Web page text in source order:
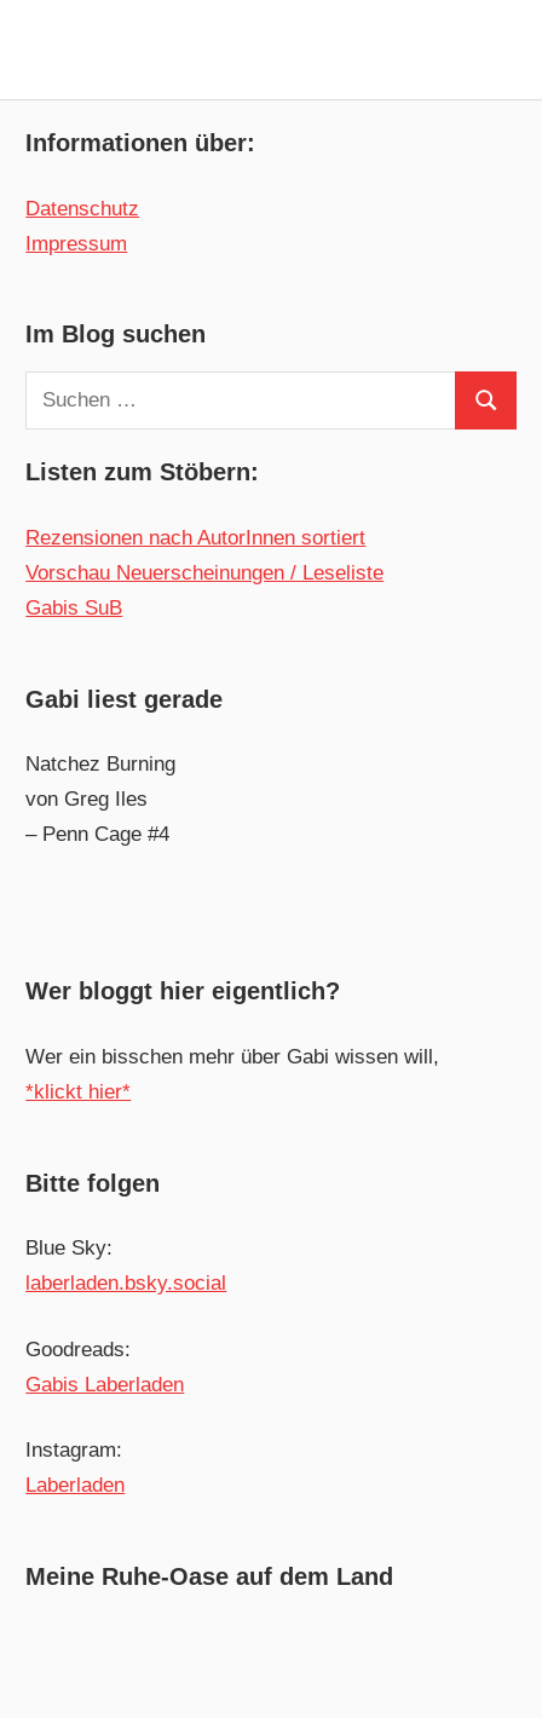
Informationen über:
Datenschutz
Impressum
Im Blog suchen
Suchen
nach:
Suchen
Listen zum Stöbern:
Rezensionen nach AutorInnen sortiert
Vorschau Neuerscheinungen / Leseliste
Gabis SuB
Gabi liest gerade
Natchez Burning
von Greg Iles
– Penn Cage #4
Wer bloggt hier eigentlich?
Wer ein bisschen mehr über Gabi wissen will,
*klickt hier*
Bitte folgen
Blue Sky:
laberladen.bsky.social
Goodreads:
Gabis Laberladen
Instagram:
Laberladen
Meine Ruhe-Oase auf dem Land